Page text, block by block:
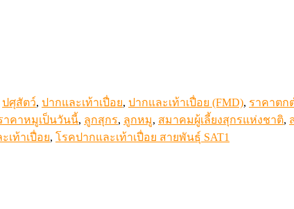
ปศุสัตว์, ปากและเท้าเปื่อย, ปากและเท้าเปื่อย (FMD), ราคาตก
าคาหมูเป็นวันนี้, ลูกสุกร, ลูกหมู, สมาคมผู้เลี้ยงสุกรแห่งชาติ,
เท้าเปื่อย, โรคปากและเท้าเปื่อย สายพันธุ์ SAT1